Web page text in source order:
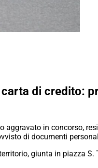
di credito:
aggravato in concorso,
di documenti
giunta in piazza S.